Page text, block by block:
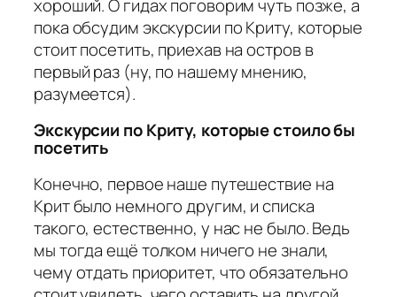
хороший. О гидах поговорим чуть позже, а
пока обсудим экскурсии по Криту, которые
стоит посетить, приехав на остров в
первый раз (ну, по нашему мнению,
разумеется).
Экскурсии по Криту, которые стоило бы
посетить
Конечно, первое наше путешествие на
Крит было немного другим, и списка
такого, естественно, у нас не было. Ведь
мы тогда ещё толком ничего не знали,
чему отдать приоритет, что обязательно